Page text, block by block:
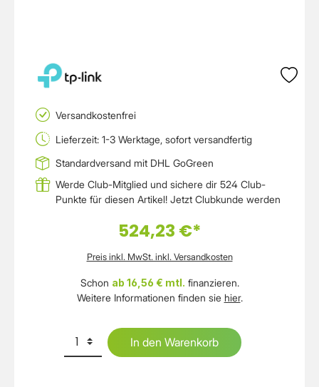
Versandkostenfrei
Lieferzeit: 1-3 Werktage, sofort versandfertig
Standardversand mit DHL GoGreen
Werde Club-Mitglied und sichere dir 524 Club-
Punkte für diesen Artikel! Jetzt Clubkunde werden
524,23 €*
Preis inkl. MwSt. inkl. Versandkosten
Schon ab 16,56 € mtl. finanzieren.
Weitere Informationen finden sie hier.
In den Warenkorb